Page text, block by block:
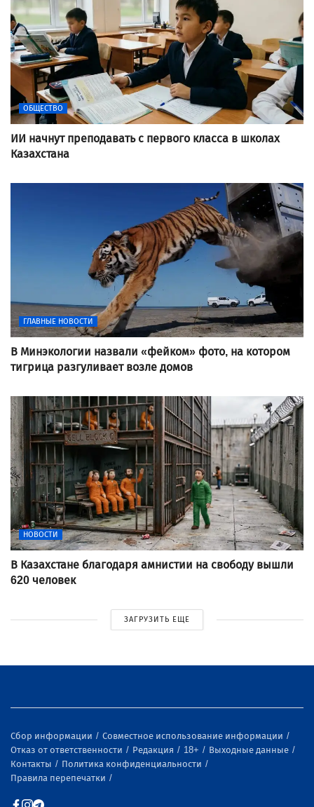
ОБЩЕСТВО
ИИ начнут преподавать с первого класса в школах
Казахстана
ГЛАВНЫЕ НОВОСТИ
В Минэкологии назвали «фейком» фото, на котором
тигрица разгуливает возле домов
НОВОСТИ
В Казахстане благодаря амнистии на свободу вышли
620 человек
ЗАГРУЗИТЬ ЕЩЕ
Сбор информации
Совместное использование информации
Отказ от ответственности
Редакция 18+
Выходные данные
Контакты
Политика конфиденциальности
Правила перепечатки